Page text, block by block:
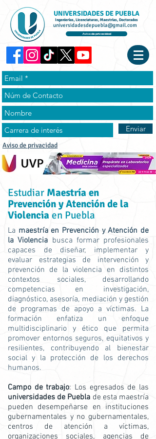
UNIVERSIDADES DE PUEBLA
Ingenierías, Licenciaturas, Maestrías, Doctorados
universidadesdepuebla@gmail.com
Aviso de privacidad
Enviar
Aviso de privacidad
Estudiar Maestría en
Prevención y Atención de la
Violencia en Puebla
La maestría en Prevención y Atención de
la Violencia busca formar profesionales
capaces de diseñar, implementar y
evaluar estrategias de intervención y
prevención de la violencia en distintos
contextos sociales, desarrollando
competencias en investigación,
diagnóstico, asesoría, mediación y gestión
de programas de apoyo a víctimas. La
formación enfatiza un enfoque
multidisciplinario y ético que permita
promover entornos seguros, equitativos y
resilientes, contribuyendo al bienestar
social y la protección de los derechos
humanos.
Campo de trabajo: Los egresados de las
universidades de Puebla de esta maestría
pueden desempeñarse en instituciones
gubernamentales y no gubernamentales,
centros de atención a víctimas,
organizaciones sociales, agencias de